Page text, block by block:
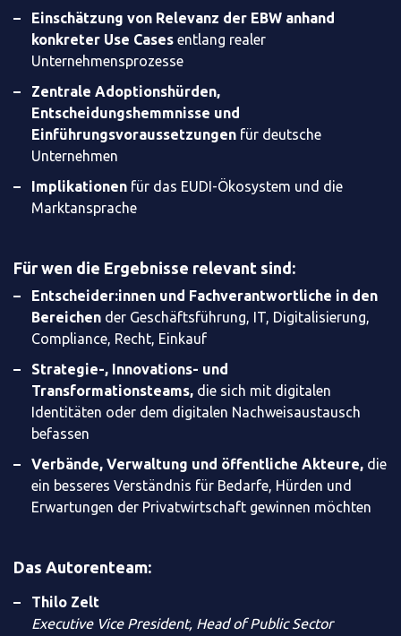
Einschätzung von Relevanz der EBW anhand
konkreter Use Cases entlang realer
Unternehmensprozesse
Zentrale Adoptionshürden,
Entscheidungshemmnisse und
Einführungsvoraussetzungen für deutsche
Unternehmen
Implikationen für das EUDI-Ökosystem und die
Marktansprache
Für wen die Ergebnisse relevant sind:
Entscheider:innen und Fachverantwortliche in den
Bereichen der Geschäftsführung, IT, Digitalisierung,
Compliance, Recht, Einkauf
Strategie-, Innovations- und
Transformationsteams, die sich mit digitalen
Identitäten oder dem digitalen Nachweisaustausch
befassen
Verbände, Verwaltung und öffentliche Akteure, die
ein besseres Verständnis für Bedarfe, Hürden und
Erwartungen der Privatwirtschaft gewinnen möchten
Das Autorenteam:
Thilo Zelt
Executive Vice President, Head of Public Sector